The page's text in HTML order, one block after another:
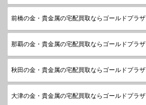
前橋の金・貴金属の宅配買取ならゴールドプラザ
那覇の金・貴金属の宅配買取ならゴールドプラザ
秋田の金・貴金属の宅配買取ならゴールドプラザ
大津の金・貴金属の宅配買取ならゴールドプラザ